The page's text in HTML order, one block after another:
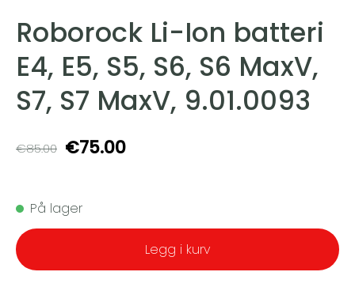
Roborock Li-Ion batteri
E4, E5, S5, S6, S6 MaxV,
S7, S7 MaxV, 9.01.0093
€85.00 €75.00
På lager
Legg i kurv